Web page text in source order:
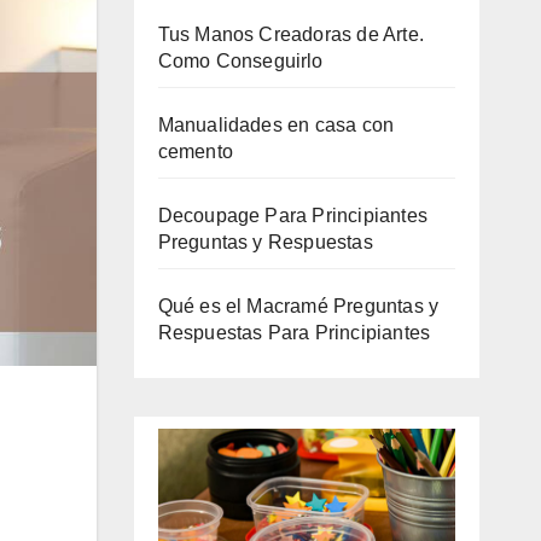
Tus Manos Creadoras de Arte.
Como Conseguirlo
Manualidades en casa con
cemento
Decoupage Para Principiantes
Preguntas y Respuestas
Qué es el Macramé Preguntas y
Respuestas Para Principiantes